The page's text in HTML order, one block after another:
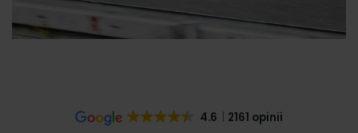
4.6 2161 opinii